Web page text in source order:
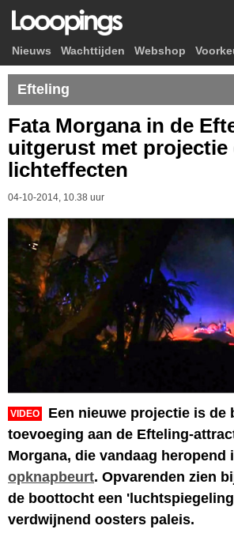
Nieuws Wachttijden Webshop
Efteling
Fata Morgana in de
uitgerust met projectie
lichteffecten
04-10-2014, 10.38 uur
VIDEO
Een nieuwe projectie is de
toevoeging aan de Efteling-
Morgana, die vandaag heropend
opknapbeurt. Opvarenden zien
de boottocht een
verdwijnend oosters paleis.